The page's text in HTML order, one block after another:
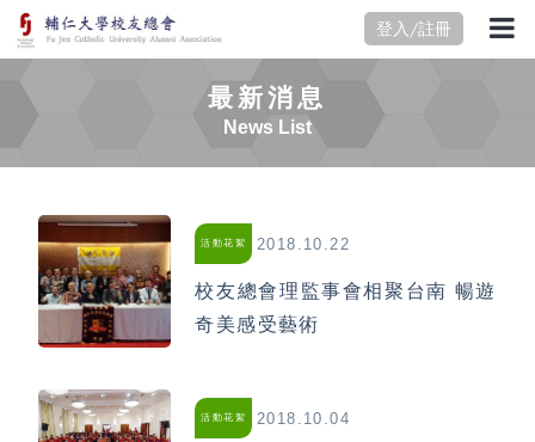
登入/註冊
最新消息
News List
活動花絮 2018.10.22
校友總會理監事會相聚台南 暢遊
奇美感受藝術
活動花絮 2018.10.04